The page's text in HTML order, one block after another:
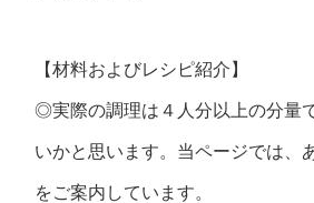
【材料およびレシピ紹介】
◎実際の調理は４人分以上の分量
いかと思います。当ページでは、
をご案内しています。